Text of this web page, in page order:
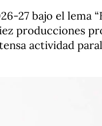
27 bajo el lema
producciones
actividad